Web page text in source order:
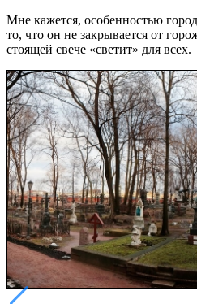
Мне кажется, особенностью
то, что он не закрывается от
стоящей свече «светит» для всех.